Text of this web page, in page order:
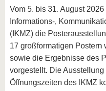
Vom 5. bis 31. August
Informations-,
(IKMZ) die
17 großformatigen Postern
sowie die Ergebnisse des
vorgestellt. Die
Öffnungszeiten des IKMZ